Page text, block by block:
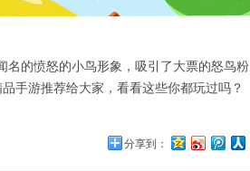
名的愤怒的小鸟形象，吸引了大票的怒鸟粉
手游推荐给大家，看看这些你都玩过吗？
分享到：